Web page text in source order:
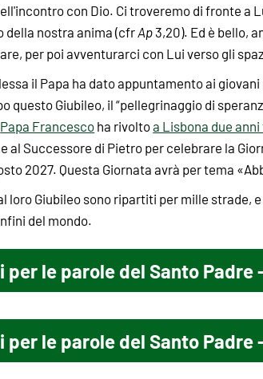
con Dio. Ci troveremo di fronte a
della nostra anima (cfrAp3,20). Ed è bello,
per poi avventurarci con Lui verso gli
il Papa ha dato appuntamento ai
questo Giubileo, il “pellegrinaggio di
Papa Francescoha rivoltoa Lisbona due anni
al Successore di Pietro per celebrare la
2027. Questa Giornata avrà per tema
loro Giubileo sono ripartiti per mille strade,
del mondo.
per le parole del Santo Padre
per le parole del Santo Padre